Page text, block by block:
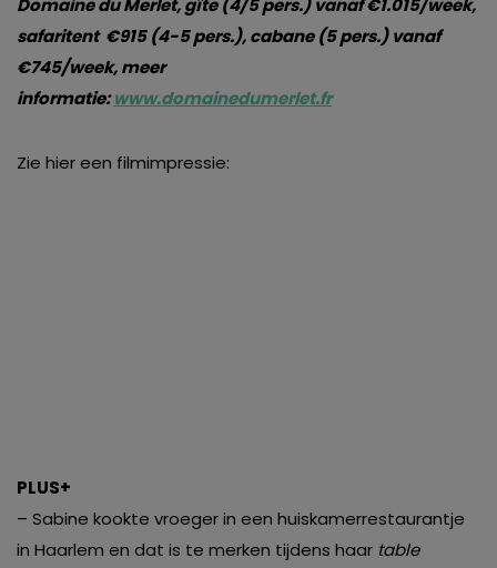
safaritent €915 (4-5 pers.), cabane (5 pers.) vanaf
€745/week, meer
informatie: www.domainedumerlet.fr
Zie hier een filmimpressie:
PLUS+
– Sabine kookte vroeger in een huiskamerrestaurantje
in Haarlem en dat is te merken tijdens haar table